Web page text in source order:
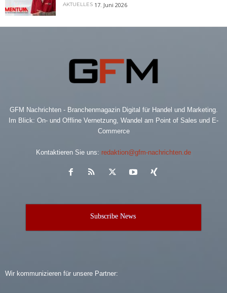
AKTUELLES 17. Juni 2026
GFM Nachrichten - Branchenmagazin Digital für Handel und Marketing.
Im Blick: On- und Offline Vernetzung, Wandel am Point of Sales und E-
Commerce
Kontaktieren Sie uns: redaktion@gfm-nachrichten.de
Subscribe News
Wir kommunizieren für unsere Partner: